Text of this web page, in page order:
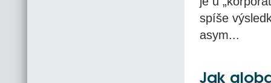
spíše
asym...
Jak